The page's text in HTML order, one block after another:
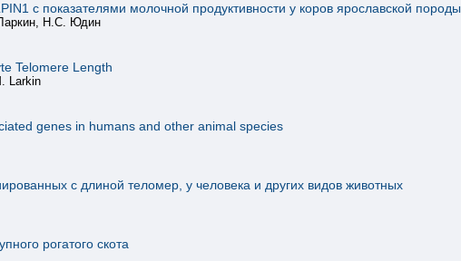
с показателями молочной продуктивности у коров ярославской породы
Н.С. Юдин
Telomere Length
Larkin
genes in humans and other animal species
с длиной теломер, у человека и других видов животных
рогатого скота